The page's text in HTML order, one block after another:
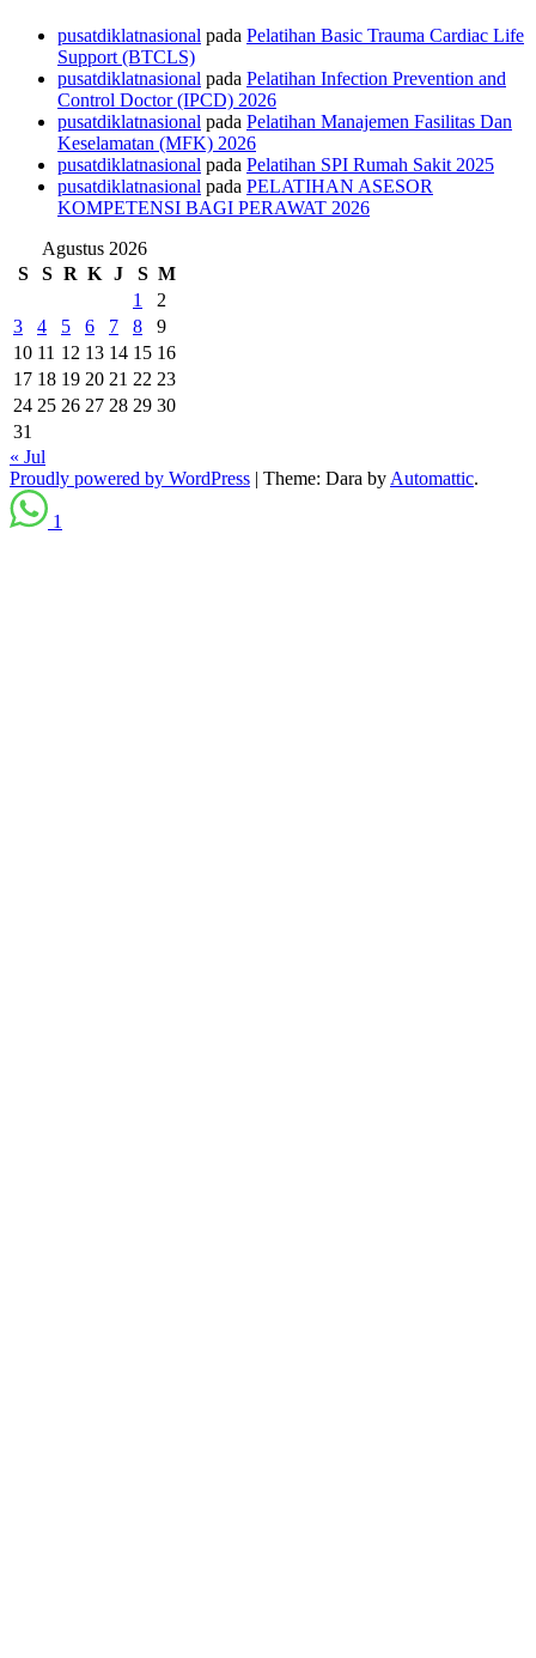
pusatdiklatnasional pada Pelatihan Basic Trauma Cardiac Life
Support (BTCLS)
pusatdiklatnasional pada Pelatihan Infection Prevention and
Control Doctor (IPCD) 2026
pusatdiklatnasional pada Pelatihan Manajemen Fasilitas Dan
Keselamatan (MFK) 2026
pusatdiklatnasional pada Pelatihan SPI Rumah Sakit 2025
pusatdiklatnasional pada PELATIHAN ASESOR
KOMPETENSI BAGI PERAWAT 2026
Agustus 2026
S
S R K J S M
1
2
3
4 5 6 7 8
9
10 11 12 13 14 15 16
17 18 19 20 21 22 23
24 25 26 27 28 29 30
31
« Jul
Proudly powered by WordPress
Theme: Dara byAutomattic.
1